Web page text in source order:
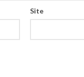
Site